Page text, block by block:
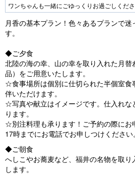
ワンちゃんも一緒にごゆっくりお過ごしくださ
月香の基本プラン！色々あるプランで
す。
◆ご夕食
北陸の海の幸、山の幸を取り入れた月
品）をご用意いたします。
☆食事場所は個別に仕切られた半個室食
伴いただけます。
☆写真や献立はイメージです。仕入れな
ります。
☆別注料理も承ります！ご予約の際にお
17時までにお電話でお申しつけください。
◆ご朝食
へしこやお蕎麦など、福井の名物を取
します。